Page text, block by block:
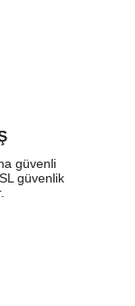
güvenli
güvenlik